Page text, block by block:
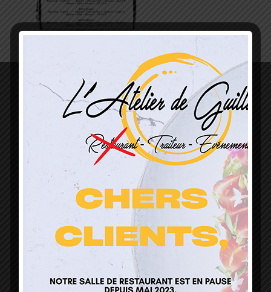
L’Atelier de Guillaume
1 Lieu Dit Sur Les Prés
68160 Sainte Marie Aux Mines
contact@atelierdeguillaume.fr